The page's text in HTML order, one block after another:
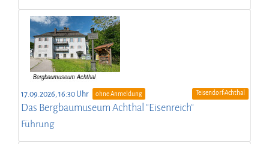
17.09.2026, 16:30 Uhr ohne Anmeldung Teisendorf-Achthal
Das Bergbaumuseum Achthal "Eisenreich"
Führung